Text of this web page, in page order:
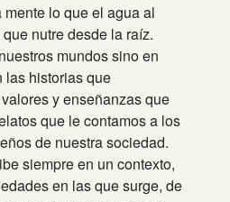
lo que el agua al
nutre desde la raíz.
mundos sino en
las historias que
y enseñanzas que
que le contamos a los
de nuestra sociedad.
siempre en un contexto,
en las que surge, de